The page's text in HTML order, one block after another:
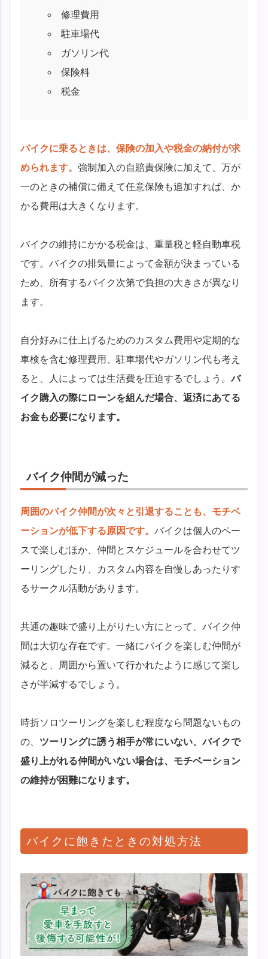
修理費用
駐車場代
ガソリン代
保険料
税金
バイクに乗るときは、保険の加入や税金の納付が求
められます。強制加入の自賠責保険に加えて、万が
一のときの補償に備えて任意保険も追加すれば、か
かる費用は大きくなります。
バイクの維持にかかる税金は、重量税と軽自動車税
です。バイクの排気量によって金額が決まっている
ため、所有するバイク次第で負担の大きさが異なり
ます。
自分好みに仕上げるためのカスタム費用や定期的な
車検を含む修理費用、駐車場代やガソリン代も考え
ると、人によっては生活費を圧迫するでしょう。バ
イク購入の際にローンを組んだ場合、返済にあてる
お金も必要になります。
バイク仲間が減った
周囲のバイク仲間が次々と引退することも、モチベ
ーションが低下する原因です。バイクは個人のペー
スで楽しむほか、仲間とスケジュールを合わせてツ
ーリングしたり、カスタム内容を自慢しあったりす
るサークル活動があります。
共通の趣味で盛り上がりたい方にとって、バイク仲
間は大切な存在です。一緒にバイクを楽しむ仲間が
減ると、周囲から置いて行かれたように感じて楽し
さが半減するでしょう。
時折ソロツーリングを楽しむ程度なら問題ないもの
の、 ツーリングに誘う相手が常にいない、バイクで
盛り上がれる仲間がいない場合は、モチベーション
の維持が困難になります。
バイクに飽きたときの対処方法